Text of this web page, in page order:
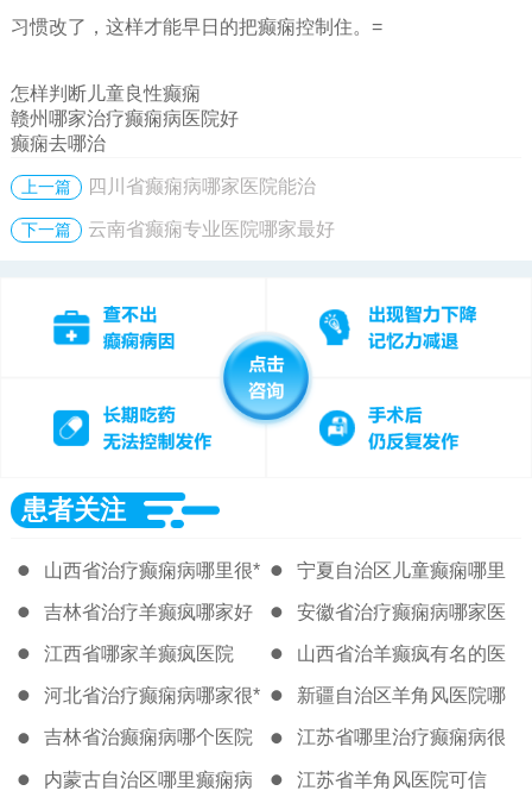
习惯改了，这样才能早日的把癫痫控制住。=
怎样判断儿童良性癫痫
赣州哪家治疗癫痫病医院好
癫痫去哪治
上一篇 四川省癫痫病哪家医院能治
下一篇 云南省癫痫专业医院哪家最好
患者关注
山西省治疗癫痫病哪里很* 宁夏自治区儿童癫痫哪里
治的好
吉林省治疗羊癫疯哪家好 安徽省治疗癫痫病哪家医
院比较好
江西省哪家羊癫疯医院 山西省治羊癫疯有名的医
院
河北省治疗癫痫病哪家很* 新疆自治区羊角风医院哪
里*
吉林省治癫痫病哪个医院
能治好
江苏省哪里治疗癫痫病很
好的医院
内蒙古自治区哪里癫痫病 江苏省羊角风医院可信